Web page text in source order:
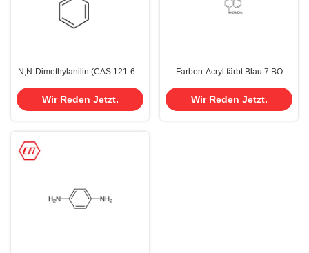
N,N-Dimethylanilin (CAS 121-69-
Wir Reden Jetzt.
Farben-Acryl färbt Blau 7 BO
Cas 2390-60-5
Wir Reden Jetzt.